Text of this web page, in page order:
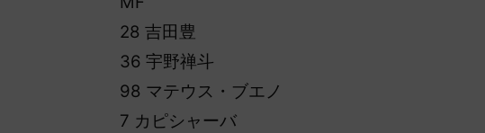
28 吉田豊
36 宇野禅斗
98 マテウス・ブエノ
7 カピシャーバ